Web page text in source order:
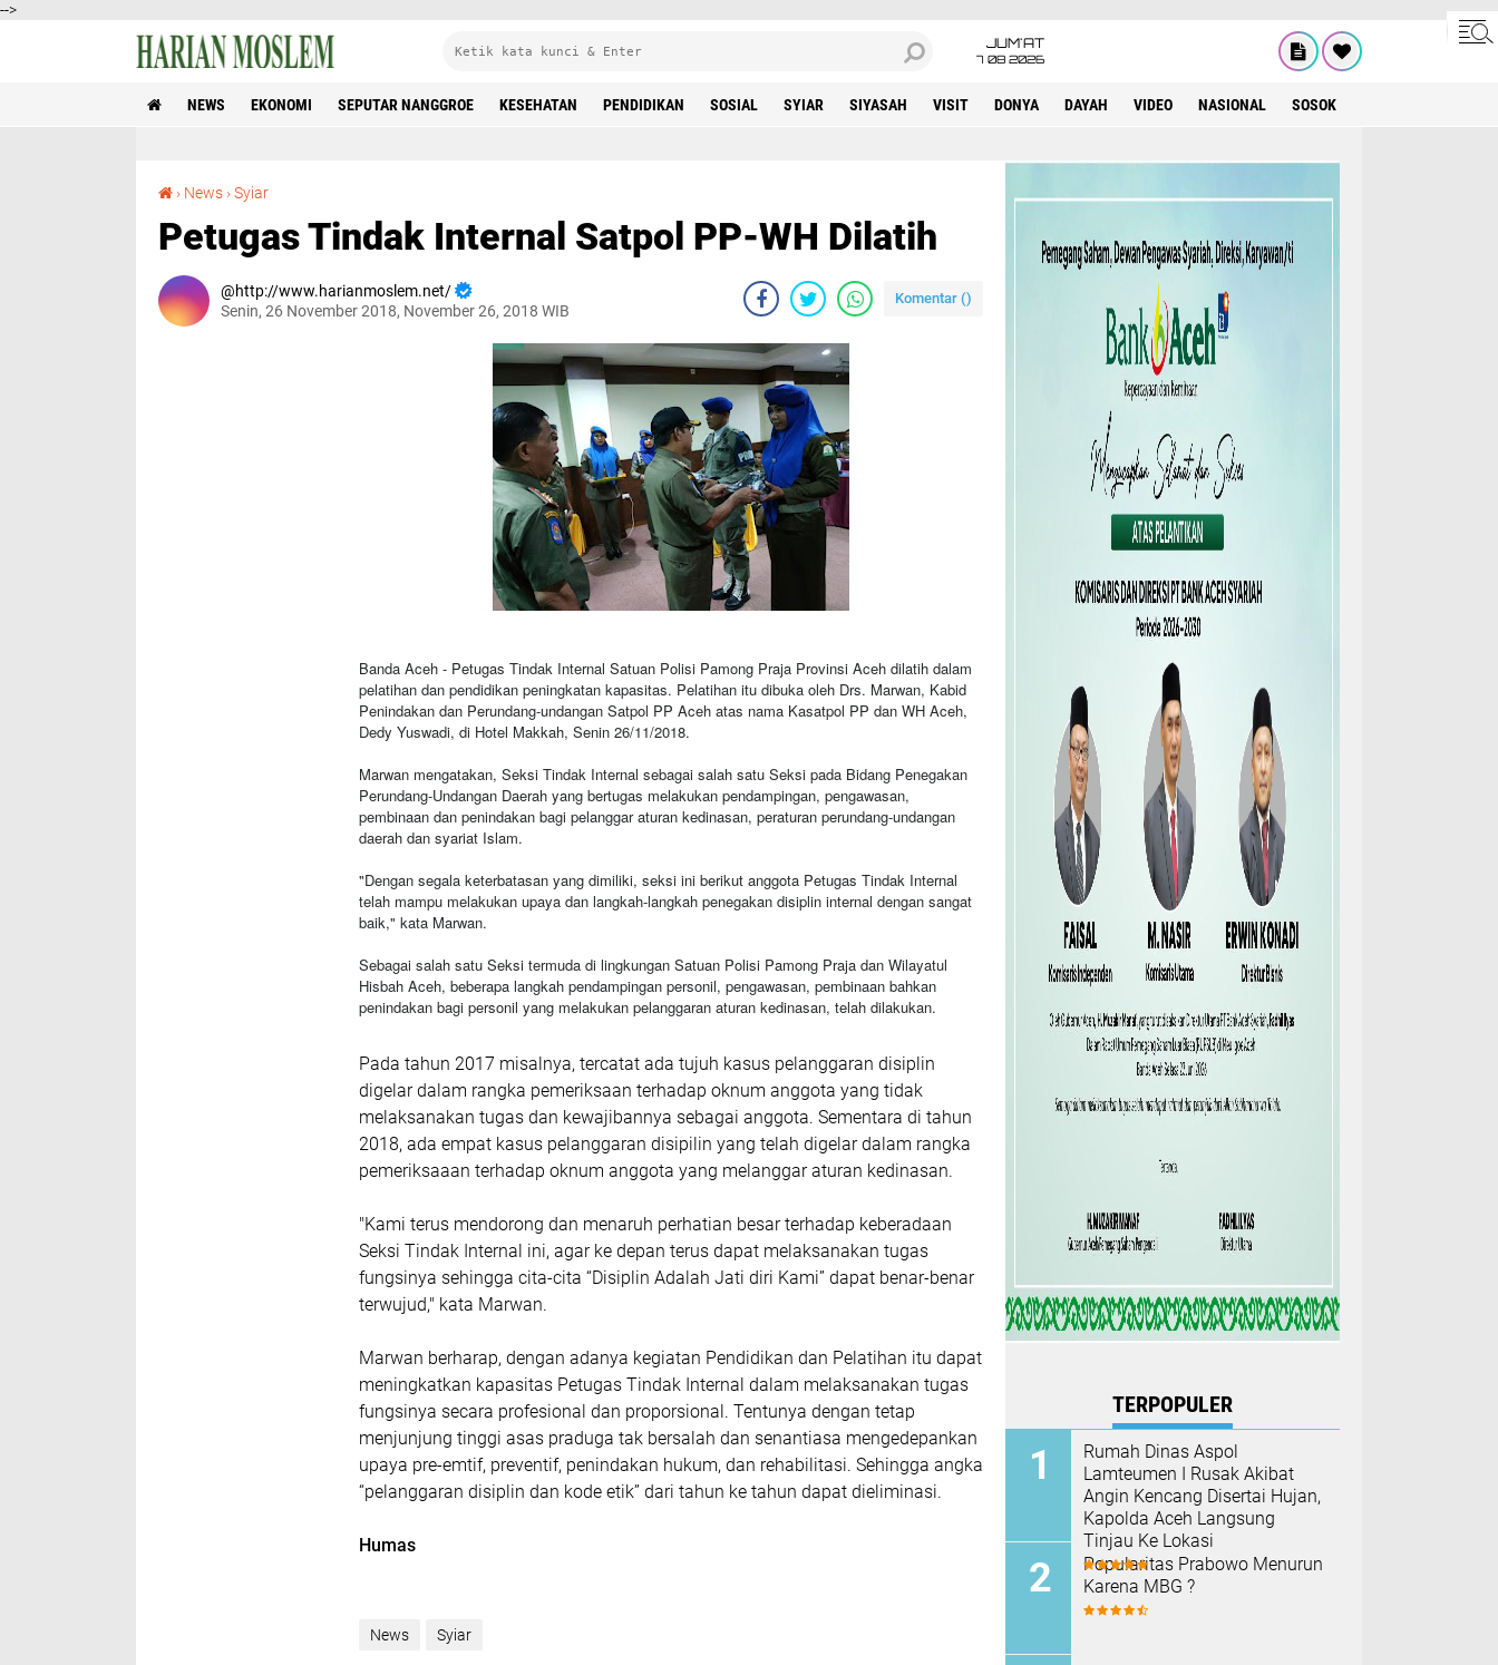
-->
JUM'AT
7 08 2026
NEWS EKONOMI SEPUTAR NANGGROE KESEHATAN PENDIDIKAN SOSIAL SYIAR SIYASAH VISIT DONYA DAYAH VIDEO NASIONAL SOSOK
› News ›Syiar
Petugas Tindak Internal Satpol PP-WH Dilatih
http://www.harianmoslem.net/
Senin, 26 November 2018, November 26, 2018 WIB
Komentar ()
Banda Aceh - Petugas Tindak Internal Satuan Polisi Pamong Praja Provinsi Aceh dilatih dalam
pelatihan dan pendidikan peningkatan kapasitas. Pelatihan itu dibuka oleh Drs. Marwan, Kabid
Penindakan dan Perundang-undangan Satpol PP Aceh atas nama Kasatpol PP dan WH Aceh,
Dedy Yuswadi, di Hotel Makkah, Senin 26/11/2018.
Marwan mengatakan, Seksi Tindak Internal sebagai salah satu Seksi pada Bidang Penegakan
Perundang-Undangan Daerah yang bertugas melakukan pendampingan, pengawasan,
pembinaan dan penindakan bagi pelanggar aturan kedinasan, peraturan perundang-undangan
daerah dan syariat Islam.
"Dengan segala keterbatasan yang dimiliki, seksi ini berikut anggota Petugas Tindak Internal
telah mampu melakukan upaya dan langkah-langkah penegakan disiplin internal dengan sangat
baik," kata Marwan.
Sebagai salah satu Seksi termuda di lingkungan Satuan Polisi Pamong Praja dan Wilayatul
Hisbah Aceh, beberapa langkah pendampingan personil, pengawasan, pembinaan bahkan
penindakan bagi personil yang melakukan pelanggaran aturan kedinasan, telah dilakukan.
Pada tahun 2017 misalnya, tercatat ada tujuh kasus pelanggaran disiplin
digelar dalam rangka pemeriksaan terhadap oknum anggota yang tidak
melaksanakan tugas dan kewajibannya sebagai anggota. Sementara di tahun
2018, ada empat kasus pelanggaran disipilin yang telah digelar dalam rangka
pemeriksaaan terhadap oknum anggota yang melanggar aturan kedinasan.
"Kami terus mendorong dan menaruh perhatian besar terhadap keberadaan
Seksi Tindak Internal ini, agar ke depan terus dapat melaksanakan tugas
fungsinya sehingga cita-cita “Disiplin Adalah Jati diri Kami” dapat benar-benar
terwujud," kata Marwan.
Marwan berharap, dengan adanya kegiatan Pendidikan dan Pelatihan itu dapat
meningkatkan kapasitas Petugas Tindak Internal dalam melaksanakan tugas
fungsinya secara profesional dan proporsional. Tentunya dengan tetap
menjunjung tinggi asas praduga tak bersalah dan senantiasa mengedepankan
upaya pre-emtif, preventif, penindakan hukum, dan rehabilitasi. Sehingga angka
“pelanggaran disiplin dan kode etik” dari tahun ke tahun dapat dieliminasi.
Humas
News Syiar
TERPOPULER
Rumah Dinas Aspol
Lamteumen I Rusak Akibat
Angin Kencang Disertai Hujan,
Kapolda Aceh Langsung
Tinjau Ke Lokasi
Popularitas Prabowo Menurun
Karena MBG ?